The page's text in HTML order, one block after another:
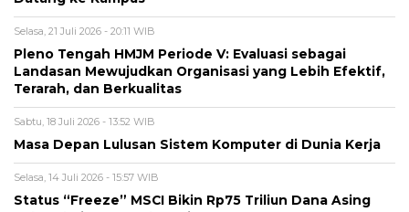
Selasa, 21 Juli 2026 - 20:11 WIB
Pleno Tengah HMJM Periode V: Evaluasi sebagai
Landasan Mewujudkan Organisasi yang Lebih Efektif,
Terarah, dan Berkualitas
Sabtu, 18 Juli 2026 - 13:52 WIB
Masa Depan Lulusan Sistem Komputer di Dunia Kerja
Selasa, 14 Juli 2026 - 15:57 WIB
Status “Freeze” MSCI Bikin Rp75 Triliun Dana Asing